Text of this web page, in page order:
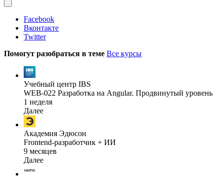
Facebook
Вконтакте
Twitter
Помогут разобраться в теме Все курсы
Учебный центр IBS
WEB-022 Разработка на Angular. Продвинутый уровень
1 неделя
Далее
Академия Эдюсон
Frontend-разработчик + ИИ
9 месяцев
Далее